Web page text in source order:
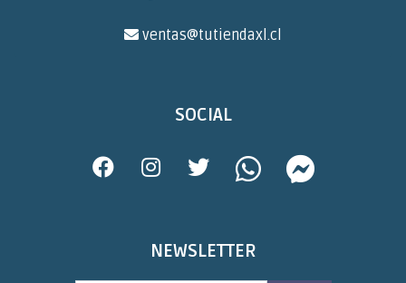
ventas@tutiendaxl.cl
SOCIAL
NEWSLETTER